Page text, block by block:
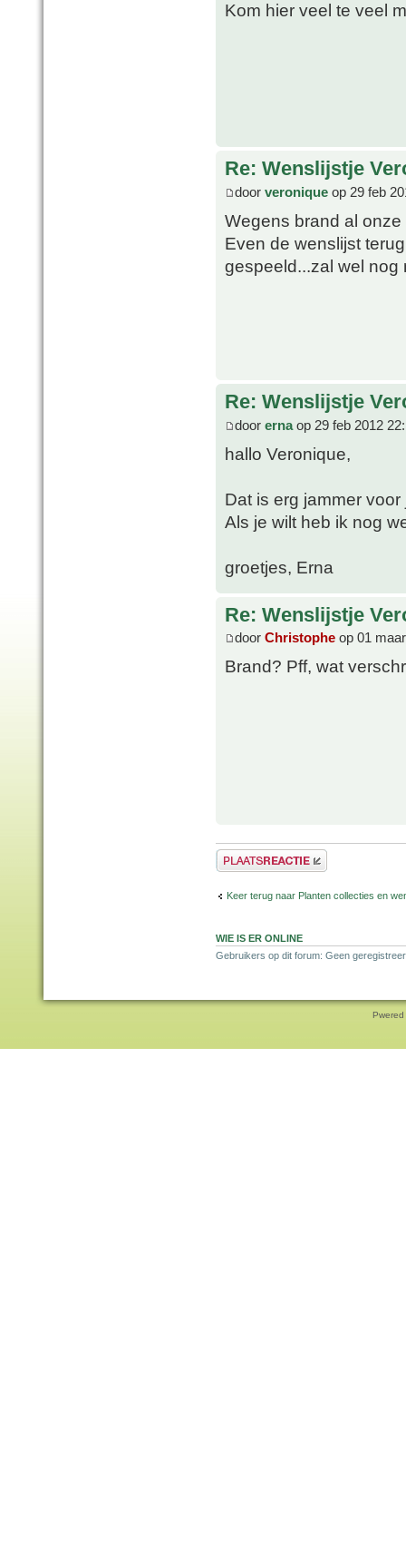
Kom hier veel te veel
Re: Wenslijstje
door veronique op 29 feb
Wegens brand al
Even de wenslijst
gespeeld...zal wel nog
Re: Wenslijstje
door ernaop 29 feb 2012
hallo Veronique,
Dat is erg jammer
Als je wilt heb ik nog
groetjes, Erna
Re: Wenslijstje
door Christophe op 01
Brand? Pff, wat
Plaats een reactie
Keer terug naar Planten collecties en
WIE IS ER ONLINE
Gebruikers op dit forum: Geen